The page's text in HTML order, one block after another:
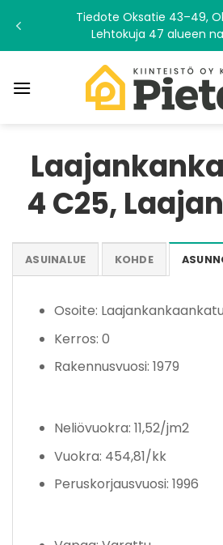
content
Oksatie 46 ja
naapureille
4 C25,
ASUINALUE KOHDE
Osoite:
Kerros: 0
Rakennusvuosi: 1979
Neliövuokra: 11,52/jm2
Vuokra: 454,81/kk
Peruskorjausvuosi: 1996